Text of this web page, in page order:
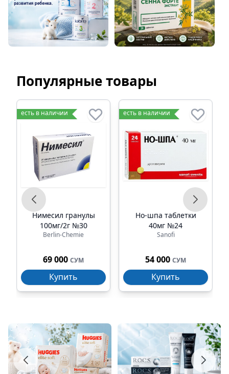
Популярные товары
есть в наличии
Нимесил гранулы
100мг/2г №30
Berlin-Chemie
69 000 СУМ
Купить
есть в наличии
Но-шпа таблетки
40мг №24
Sanofi
54 000 СУМ
Купить